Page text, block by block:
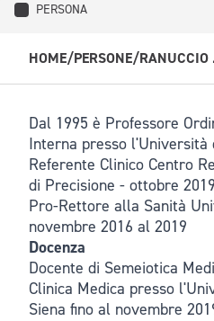
PERSONA
HOME/PERSONE/
Dal 1995 è Professore
Interna presso l'Università
Referente Clinico Centro
di Precisione - ottobre 2019
Pro-Rettore alla Sanità
novembre 2016 al 2019
Docenza
Docente di Semeiotica
Clinica Medica presso
Siena fino al novembre